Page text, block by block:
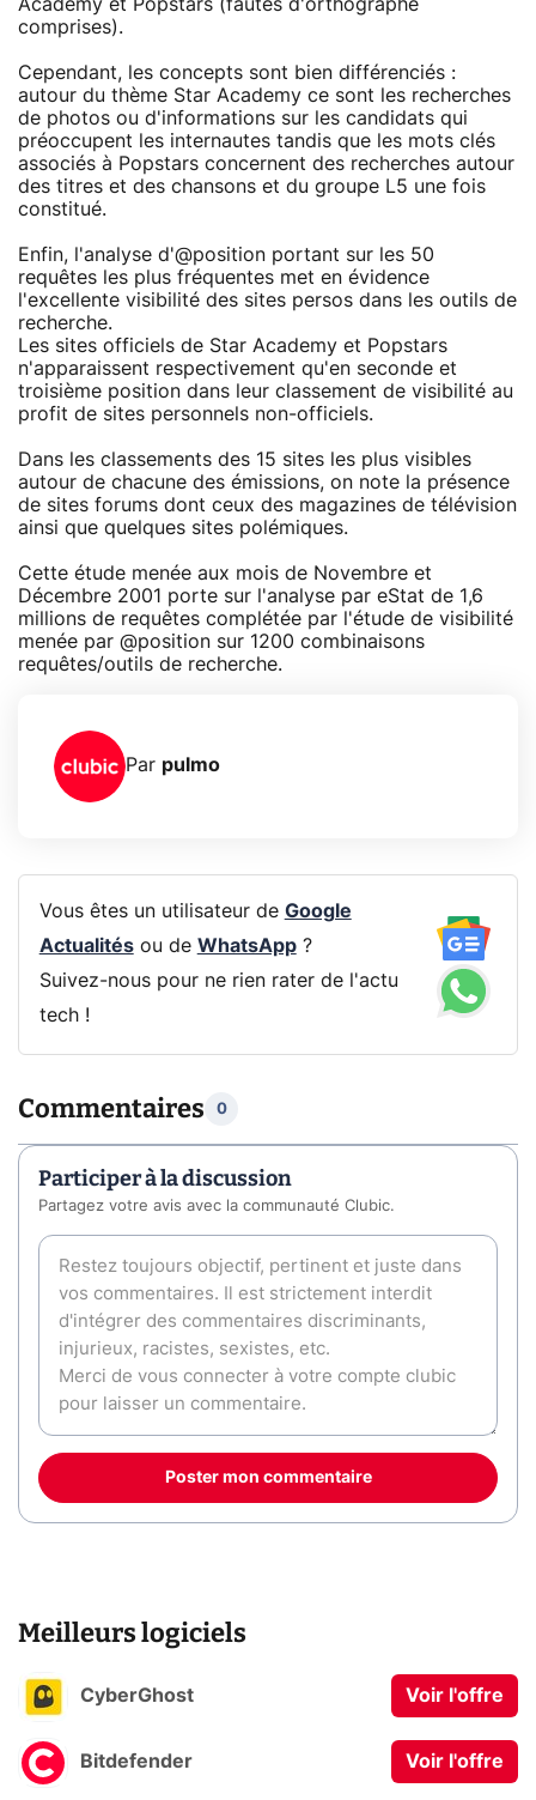
Academy et Popstars (fautes d'orthographe
comprises).
Cependant, les concepts sont bien différenciés :
autour du thème Star Academy ce sont les recherches
de photos ou d'informations sur les candidats qui
préoccupent les internautes tandis que les mots clés
associés à Popstars concernent des recherches autour
des titres et des chansons et du groupe L5 une fois
constitué.
Enfin, l'analyse d'@position portant sur les 50
requêtes les plus fréquentes met en évidence
l'excellente visibilité des sites persos dans les outils de
recherche.
Les sites officiels de Star Academy et Popstars
n'apparaissent respectivement qu'en seconde et
troisième position dans leur classement de visibilité au
profit de sites personnels non-officiels.
Dans les classements des 15 sites les plus visibles
autour de chacune des émissions, on note la présence
de sites forums dont ceux des magazines de télévision
ainsi que quelques sites polémiques.
Cette étude menée aux mois de Novembre et
Décembre 2001 porte sur l'analyse par eStat de 1,6
millions de requêtes complétée par l'étude de visibilité
menée par @position sur 1200 combinaisons
requêtes/outils de recherche.
Par pulmo
Vous êtes un utilisateur de Google
Actualitésou de WhatsApp?
Suivez-nous pour ne rien rater de l'actu
tech !
Commentaires 0
Participer à la discussion
Partagez votre avis avec la communauté Clubic.
Poster mon commentaire
Meilleurs logiciels
CyberGhost Voir l'offre
Bitdefender Voir l'offre